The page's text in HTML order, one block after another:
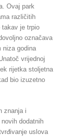
Ovaj park
različitih
takav je trpio
označava
niza godina
vrijednoj
rijetka stoljetna
bio izuzetno
znanja i
dodatnih
uslova